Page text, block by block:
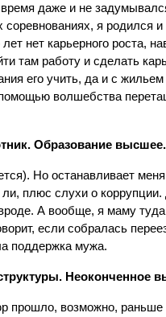
даже и не
я родился
нет карьерного роста,
там работу и сделать
его учить, да и с
волшебства
Образование высшее.
Но останавливает
плюс слухи о
А вообще, я маму
если собралась
поддержка мужа.
Неоконченное
прошло, возможно,